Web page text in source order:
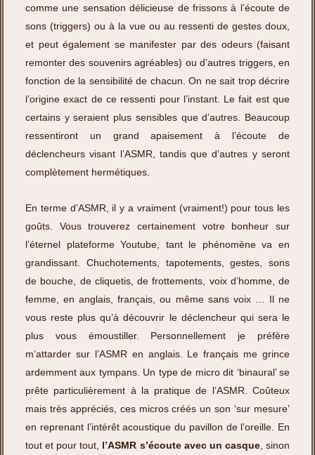
comme une sensation délicieuse de frissons à l’écoute de
sons (triggers) ou à la vue ou au ressenti de gestes doux,
et peut également se manifester par des odeurs (faisant
remonter des souvenirs agréables) ou d’autres triggers, en
fonction de la sensibilité de chacun. On ne sait trop décrire
l’origine exact de ce ressenti pour l’instant. Le fait est que
certains y seraient plus sensibles que d’autres. Beaucoup
ressentiront un grand apaisement à l’écoute de
déclencheurs visant l’ASMR, tandis que d’autres y seront
complètement hermétiques.
En terme d’ASMR, il y a vraiment (vraiment!) pour tous les
goûts. Vous trouverez certainement votre bonheur sur
l’éternel plateforme Youtube, tant le phénomène va en
grandissant. Chuchotements, tapotements, gestes, sons
de bouche, de cliquetis, de frottements, voix d’homme, de
femme, en anglais, français, ou même sans voix … Il ne
vous reste plus qu’à découvrir le déclencheur qui sera le
plus vous émoustiller. Personnellement je préfère
m’attarder sur l’ASMR en anglais. Le français me grince
ardemment aux tympans. Un type de micro dit ‘binaural’ se
prête particulièrement à la pratique de l’ASMR. Coûteux
mais très appréciés, ces micros créés un son ‘sur mesure’
en reprenant l’intérêt acoustique du pavillon de l’oreille. En
tout et pour tout, l’ASMR s’écoute avec un casque, sinon